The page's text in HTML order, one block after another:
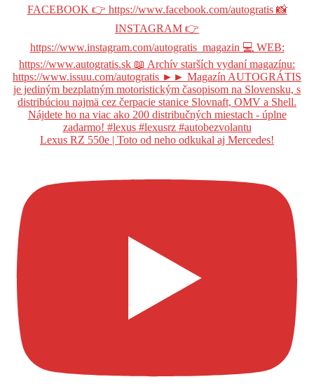
Lexus RZ 550e | Toto od neho odkukal aj Mercedes!